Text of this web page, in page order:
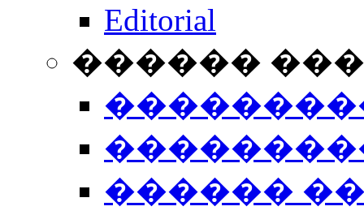
Editorial
������
������